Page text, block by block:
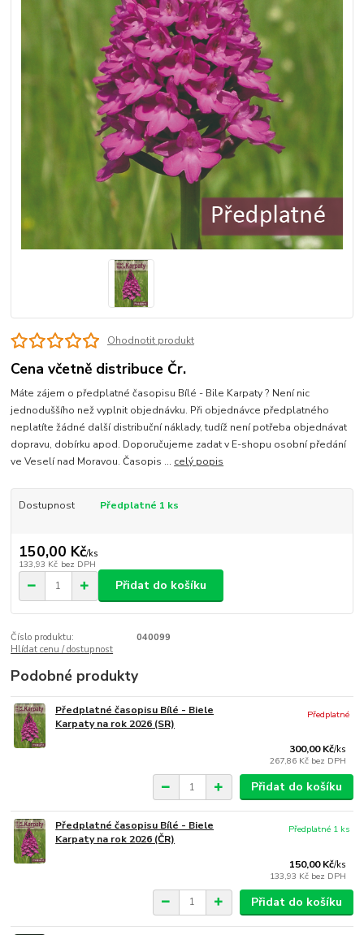
Ohodnotit produkt
Cena včetně distribuce Čr.
Máte zájem o předplatné časopisu Bílé - Bile Karpaty ? Není nic
jednoduššího než vyplnit objednávku. Při objednávce předplatného
neplatíte žádné další distribuční náklady, tudíž není potřeba objednávat
dopravu, dobírku apod. Doporučujeme zadat v E-shopu osobní předání
ve Veselí nad Moravou. Časopis ... celý popis
Dostupnost Předplatné 1 ks
150,00 Kč/ks
133,93 Kč bez DPH
Přidat do košíku
Číslo produktu:
040099
Hlídat cenu / dostupnost
Podobné produkty
Předplatné časopisu Bílé - Biele
Karpaty na rok 2026 (SR)
300,00 Kč/ks
267,86 Kč bez DPH
Předplatné
Přidat do košíku
Předplatné časopisu Bílé - Biele
Karpaty na rok 2026 (ČR)
150,00 Kč/ks
133,93 Kč bez DPH
Předplatné 1 ks
Přidat do košíku